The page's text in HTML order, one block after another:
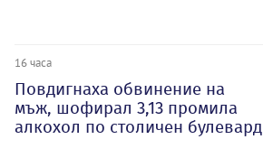
16 часа
Повдигнаха обвинение на
мъж, шофирал 3,13 промила
алкохол по столичен булевард